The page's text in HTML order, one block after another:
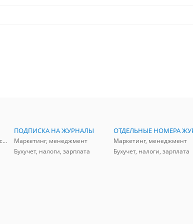
Аудит, анализ, и управленческий учет
ПОДПИСКА НА ЖУРНАЛЫ
Маркетинг, менеджмент
Бухучет, налоги, зарплата
Маркетинг, менеджмент
Бухучет, налоги, зарплата